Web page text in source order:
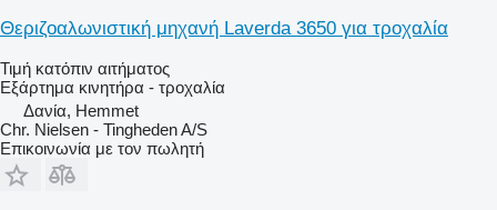
Θεριζοαλωνιστική μηχανή Laverda 3650 για τροχαλία
Τιμή κατόπιν αιτήματος
Εξάρτημα κινητήρα - τροχαλία
Δανία, Hemmet
Chr. Nielsen - Tingheden A/S
Επικοινωνία με τον πωλητή